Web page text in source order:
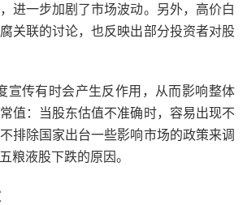
进一步加剧了市场波动。另外，高价白
关联的讨论，也反映出部分投资者对股
宣传有时会产生反作用，从而影响整体
值：当股东估值不准确时，容易出现不
排除国家出台一些影响市场的政策来调
粮液股下跌的原因。